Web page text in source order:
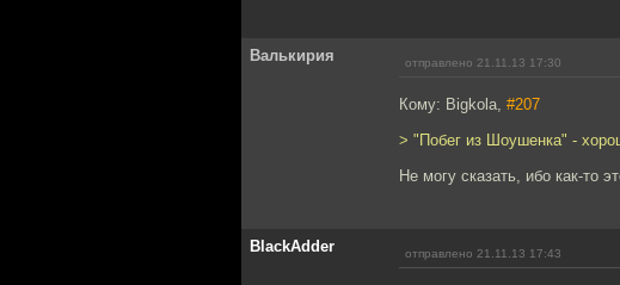
Валькирия отправлено 21.11.13 17:30
Кому: Bigkola, #207
> "Побег из Шоушенка" -
Не могу сказать, ибо как-то
BlackAdder отправлено 21.11.13 17:43